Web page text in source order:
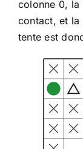
colonne 0, la
contact, et la
tente est